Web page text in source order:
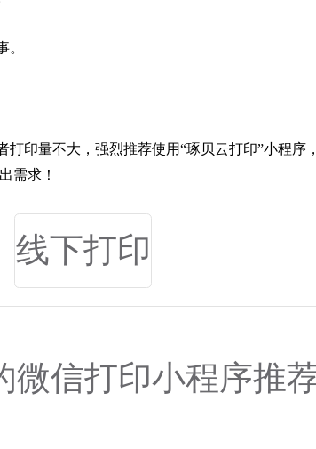
。
打印量不大，强烈推荐使用“琢贝云打印”小程
需求！
线下打印
微信打印小程序推